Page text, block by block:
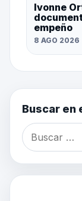
Ivonne
empeño
8 AGO 2026
Buscar en